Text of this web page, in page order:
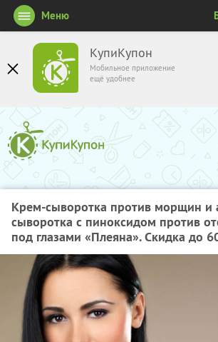
КупиКупон
Мобильное приложение
ещё удобнее
Меню
Крем-сыворотка против морщин и
сыворотка с пиноксидом против
под глазами «Плеяна». Скидка до